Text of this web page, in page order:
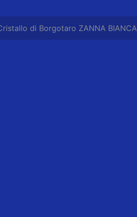
di Borgotaro ZANNA BIANCA